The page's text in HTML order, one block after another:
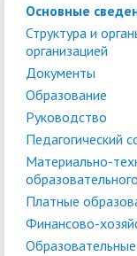
Основные
Структура и
организацией
Документы
Образование
Руководство
Педагогический
Материально-
Платные
Финансово-